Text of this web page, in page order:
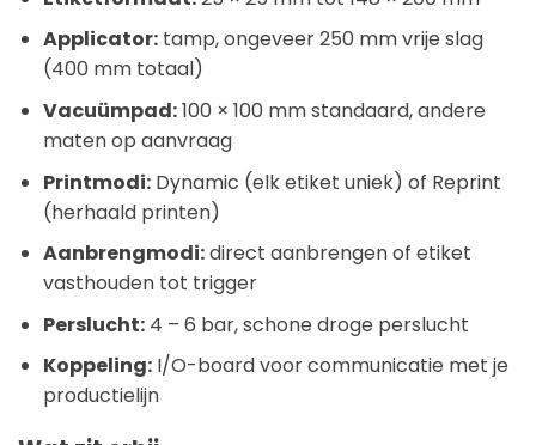
Applicator:tamp, ongeveer 250 mm vrije slag
(400 mm totaal)
Vacuümpad:100 × 100 mm standaard, andere
maten op aanvraag
Printmodi:Dynamic (elk etiket uniek) of Reprint
(herhaald printen)
Aanbrengmodi:direct aanbrengen of etiket
vasthouden tot trigger
Perslucht:4 – 6 bar, schone droge perslucht
Koppeling:I/O-board voor communicatie met je
productielijn